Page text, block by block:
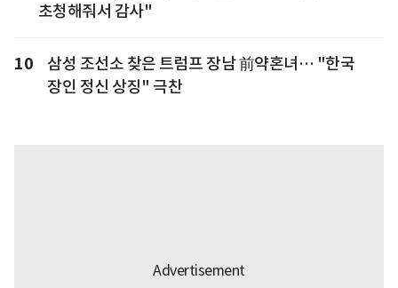
초청해줘서 감사"
10
삼성 조선소 찾은 트럼프 장남 前약혼녀… "한국
장인 정신 상징" 극찬